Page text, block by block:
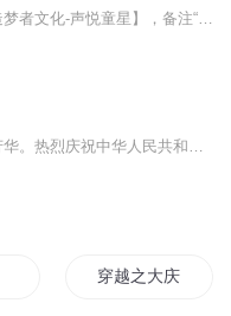
穿越之大庆帝国